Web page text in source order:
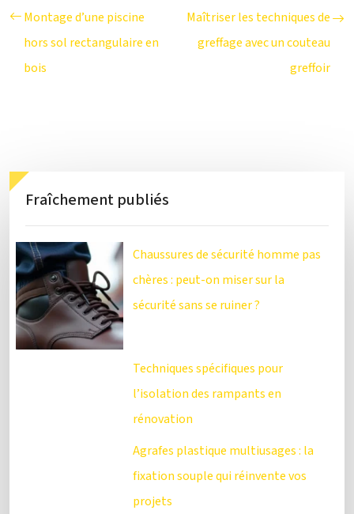
Montage d’une piscine
hors sol rectangulaire en
bois
Maîtriser les techniques de
greffage avec un couteau
greffoir
Fraîchement publiés
Chaussures de sécurité homme pas
chères : peut-on miser sur la
sécurité sans se ruiner ?
Techniques spécifiques pour
l’isolation des rampants en
rénovation
Agrafes plastique multiusages : la
fixation souple qui réinvente vos
projets